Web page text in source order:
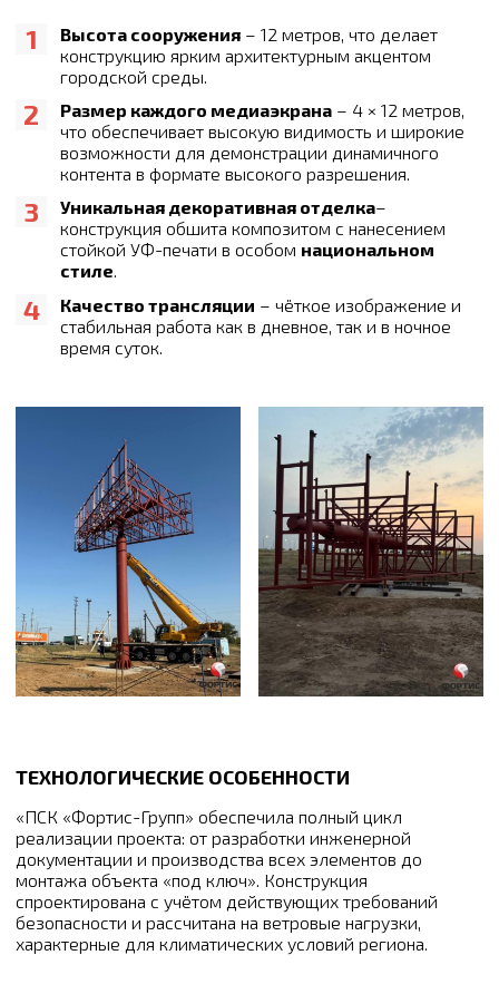
Высота сооружения – 12 метров, что делает
конструкцию ярким архитектурным акцентом
городской среды.
Размер каждого медиаэкрана – 4 × 12 метров,
что обеспечивает высокую видимость и широкие
возможности для демонстрации динамичного
контента в формате высокого разрешения.
Уникальная декоративная отделка–
конструкция обшита композитом с нанесением
стойкой УФ-печати в особом национальном
стиле.
Качество трансляции – чёткое изображение и
стабильная работа как в дневное, так и в ночное
время суток.
ТЕХНОЛОГИЧЕСКИЕ ОСОБЕННОСТИ
«ПСК «Фортис-Групп» обеспечила полный цикл
реализации проекта: от разработки инженерной
документации и производства всех элементов до
монтажа объекта «под ключ». Конструкция
спроектирована с учётом действующих требований
безопасности и рассчитана на ветровые нагрузки,
характерные для климатических условий региона.